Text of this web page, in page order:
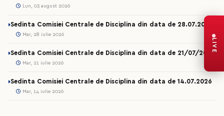
Lun, 03 august 2026
Sedinta Comisiei Centrale de Disciplina din data de 28.07.2026
Mar, 28 iulie 2026
Sedinta Comisiei Centrale de Disciplina din data de 21/07/2026
Mar, 21 iulie 2026
Sedinta Comisiei Centrale de Disciplina din data de 14.07.2026
Mar, 14 iulie 2026
LIVE